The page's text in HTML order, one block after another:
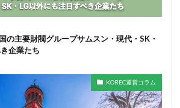
の主要財閥グループサムスン・現代・SK・
企業たち
KOREC運営コラム